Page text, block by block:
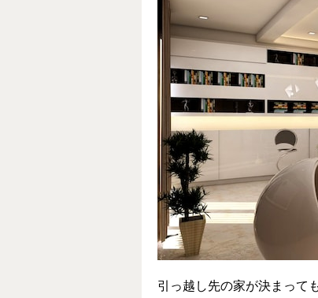
引っ越し先の家が決まって